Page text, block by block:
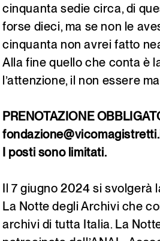
cinquanta sedie circa, di
forse dieci, ma se non le
cinquanta non avrei fatto
Alla fine quello che conta è
l’attenzione, il non essere
PRENOTAZIONE
I posti sono limitati.
Il 7 giugno 2024 si svolgerà
La Notte degli Archivi che
archivi di tutta Italia. La